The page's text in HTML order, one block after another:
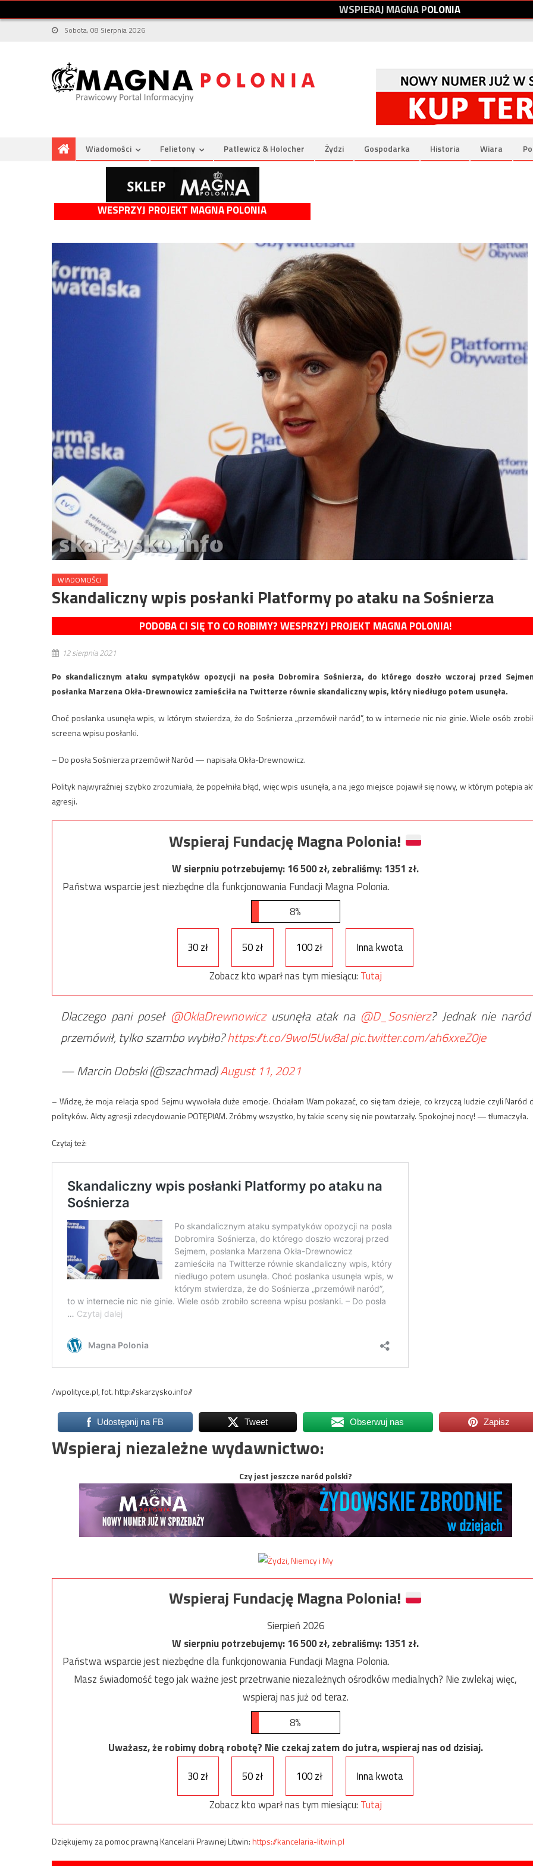
WSPIERAJMAGNAPOLONIA
Sobota, 08 Sierpnia 2026
Wiadomości Felietony Patlewicz & Holocher Żydzi Gospodarka Historia Wiara
WESPRZYJ PROJEKT MAGNA POLONIA
WIADOMOŚCI
Skandaliczny wpis posłanki Platformy po ataku na Sośnierza
PODOBA CI SIĘ TO CO ROBIMY? WESPRZYJ PROJEKT MAGNA POLONIA!
12 sierpnia 2021
Po skandalicznym ataku sympatyków opozycji na posła Dobromira Sośnierza, do którego doszło wczoraj przed
posłanka Marzena Okła-Drewnowicz zamieściła na Twitterze równie skandaliczny wpis, który niedługo potem usunęła.
Choć posłanka usunęła wpis, w którym stwierdza, że do Sośnierza „przemówił naród”, to w internecie nic nie ginie. Wiele osób
screena wpisu posłanki.
– Do posła Sośnierza przemówił Naród — napisała Okła-Drewnowicz.
Polityk najwyraźniej szybko zrozumiała, że popełniła błąd, więc wpis usunęła, a na jego miejsce pojawił się nowy, w którym potępia
agresji.
Wspieraj Fundację Magna Polonia!
W sierpniu potrzebujemy:16 500zł, zebraliśmy:1351 zł.
Państwa wsparcie jest niezbędne dla funkcjonowania Fundacji Magna Polonia.
8%
30 zł 50 zł 100 zł
Inna kwota
Zobacz kto wparł nas tym miesiącu: Tutaj
Dlaczego pani poseł @OklaDrewnowiczusunęła atak na @D_Sosnierz? Jednak nie naród
przemówił, tylko szambo wybiło?https://t.co/9wol5Uw8aIpic.twitter.com/ah6xxeZ0je
— Marcin Dobski (@szachmad)August 11, 2021
– Widzę, że moja relacja spod Sejmu wywołała duże emocje. Chciałam Wam pokazać, co się tam dzieje, co krzyczą ludzie czyli Naród
polityków. Akty agresji zdecydowanie POTĘPIAM. Zróbmy wszystko, by takie sceny się nie powtarzały. Spokojnej nocy! — tłumaczyła.
Czytaj też:
/wpolityce.pl, fot. http://skarzysko.info//
Udostępnij na FB Tweet Obserwuj nas Zapisz
Wspieraj niezależne wydawnictwo:
Czy jest jeszcze naród polski?
Wspieraj Fundację Magna Polonia!
Sierpień 2026
W sierpniu potrzebujemy:16 500zł, zebraliśmy:1351 zł.
Państwa wsparcie jest niezbędne dla funkcjonowania Fundacji Magna Polonia.
Masz świadomość tego jak ważne jest przetrwanie niezależnych ośrodków medialnych? Nie zwlekaj więc,
wspieraj nas już od teraz.
8%
Uważasz, że robimy dobrą robotę? Nie czekaj zatem do jutra, wspieraj nas od dzisiaj.
30 zł
50 zł 100 zł
Inna kwota
Zobacz kto wparł nas tym miesiącu: Tutaj
Dziękujemy za pomoc prawną Kancelarii Prawnej Litwin:https://kancelaria-litwin.pl